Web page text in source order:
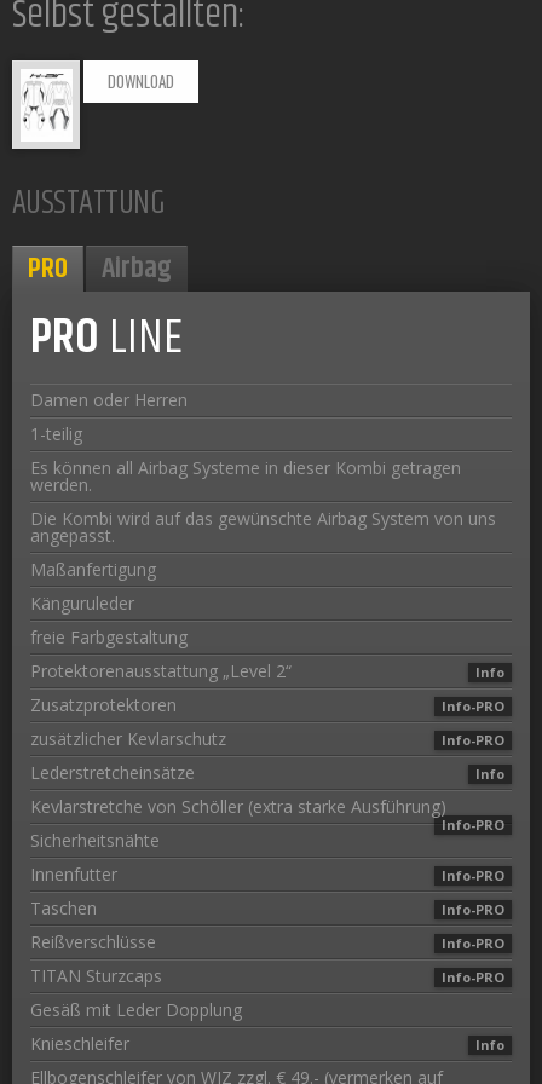
Selbst gestallten:
DOWNLOAD
AUSSTATTUNG
PRO Airbag
PRO LINE
Damen oder Herren
1-teilig
Es können all Airbag Systeme in dieser Kombi getragen
werden.
Die Kombi wird auf das gewünschte Airbag System von uns
angepasst.
Maßanfertigung
Känguruleder
freie Farbgestaltung
Protektorenausstattung „Level 2“
Info
Zusatzprotektoren Info-PRO
zusätzlicher Kevlarschutz Info-PRO
Lederstretcheinsätze Info
Kevlarstretche von Schöller (extra starke Ausführung)
Info-PRO
Sicherheitsnähte
Innenfutter
Info-PRO
Taschen Info-PRO
Reißverschlüsse Info-PRO
TITAN Sturzcaps Info-PRO
Gesäß mit Leder Dopplung
Knieschleifer
Info
Ellbogenschleifer von WIZ zzgl. € 49.- (vermerken auf